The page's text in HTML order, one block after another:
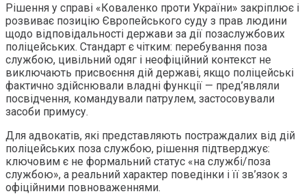
Рішення у справі «Коваленко проти України» закріплює і
розвиває позицію Європейського суду з прав людини
щодо відповідальності держави за дії позаслужбових
поліцейських. Стандарт є чітким: перебування поза
службою, цивільний одяг і неофіційний контекст не
виключають присвоєння дій державі, якщо поліцейські
фактично здійснювали владні функції — пред’являли
посвідчення, командували патрулем, застосовували
засоби примусу.
Для адвокатів, які представляють постраждалих від дій
поліцейських поза службою, рішення підтверджує:
ключовим є не формальний статус «на службі/поза
службою», а реальний характер поведінки і її зв’язок з
офіційними повноваженнями.